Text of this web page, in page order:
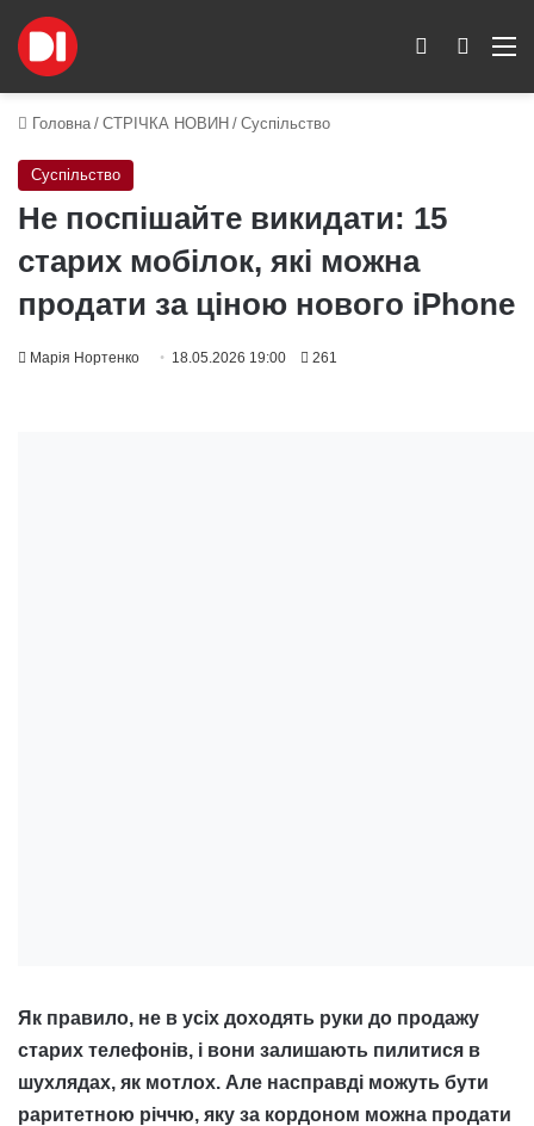
Пошук
Switch skin
Головна / СТРІЧКА НОВИН / Суспільство
Суспільство
Не поспішайте викидати: 15
старих мобілок, які можна
продати за ціною нового iPhone
Марія Нортенко 18.05.2026 19:00 261
Як правило, не в усіх доходять руки до продажу
старих телефонів, і вони залишають пилитися в
шухлядах, як мотлох. Але насправді можуть бути
раритетною річчю, яку за кордоном можна продати